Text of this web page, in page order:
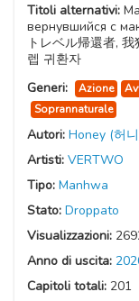
Titoli alternativi:
вернувшийся с
トレベル帰還者,
렙 귀환자
Generi:
Azione
Soprannaturale
Autori: Honey (허
Artisti: VERTWO
Tipo: Manhwa
Stato: Droppato
Visualizzazioni:
Anno di uscita:
Capitoli totali: 201